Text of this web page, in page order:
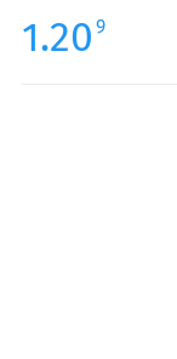
1.20 9